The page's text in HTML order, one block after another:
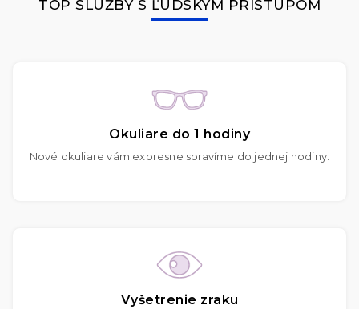
TOP SLUŽBY S ĽUDSKÝM PRÍSTUPOM
Okuliare do 1 hodiny
Nové okuliare vám expresne spravíme do jednej hodiny.
Vyšetrenie zraku